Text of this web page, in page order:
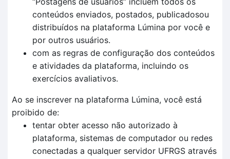
conteúdos enviados, postados, publicadosou
distribuídos na plataforma Lúmina por você e
por outros usuários.
com as regras de configuração dos conteúdos
e atividades da plataforma, incluindo os
exercícios avaliativos.
Ao se inscrever na plataforma Lúmina, você está
proibido de:
tentar obter acesso não autorizado à
plataforma, sistemas de computador ou redes
conectadas a qualquer servidor UFRGS através